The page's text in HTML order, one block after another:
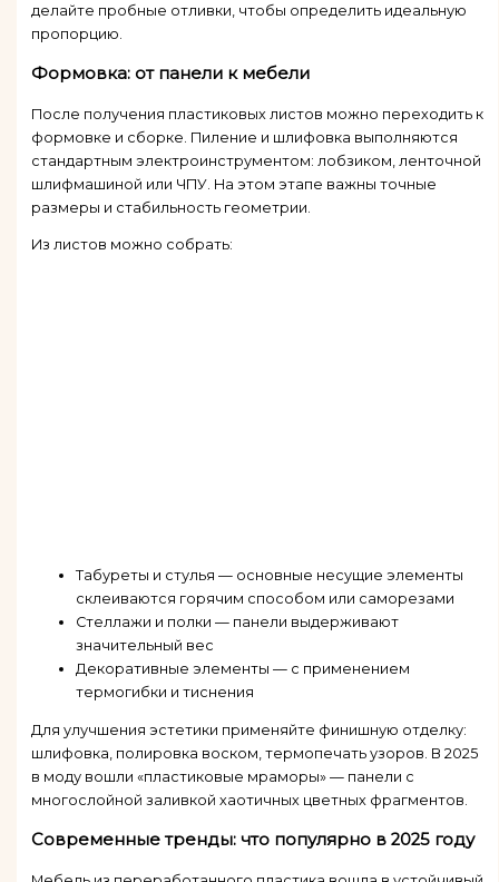
делайте пробные отливки, чтобы определить идеальную
пропорцию.
Формовка: от панели к мебели
После получения пластиковых листов можно переходить к
формовке и сборке. Пиление и шлифовка выполняются
стандартным электроинструментом: лобзиком, ленточной
шлифмашиной или ЧПУ. На этом этапе важны точные
размеры и стабильность геометрии.
Из листов можно собрать:
Табуреты и стулья — основные несущие элементы
склеиваются горячим способом или саморезами
Стеллажи и полки — панели выдерживают
значительный вес
Декоративные элементы — с применением
термогибки и тиснения
Для улучшения эстетики применяйте финишную отделку:
шлифовка, полировка воском, термопечать узоров. В 2025
в моду вошли «пластиковые мраморы» — панели с
многослойной заливкой хаотичных цветных фрагментов.
Современные тренды: что популярно в 2025 году